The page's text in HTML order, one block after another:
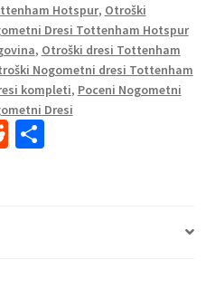
Hotspur, Otroški
Dresi Tottenham Hotspur
, Otroški dresi Tottenham
Nogometni dresi Tottenham
kompleti, Poceni Nogometni
Dresi
R S